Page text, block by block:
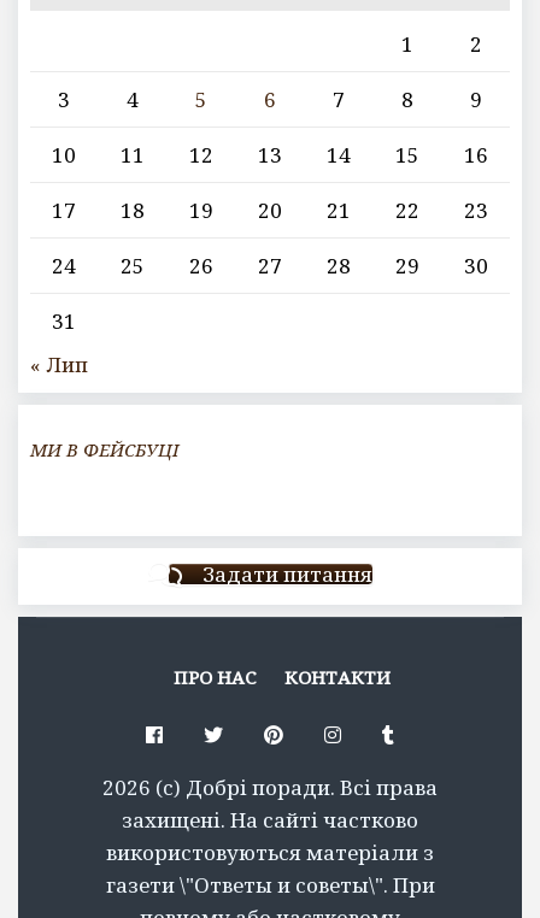
1
2
3
4 5 6 7 8
9
10
11 12 13 14 15
16
17
18 19 20 21 22
23
24
25 26 27 28 29
30
31
« Лип
МИ В ФЕЙСБУЦІ
Задати питання
ПРО НАС КОНТАКТИ
TwitterPinterestInstagram
Tumblr
2026 (c) Добрі поради. Всі права
захищені. На сайті частково
використовуються матеріали з
газети \"Ответы и советы\". При